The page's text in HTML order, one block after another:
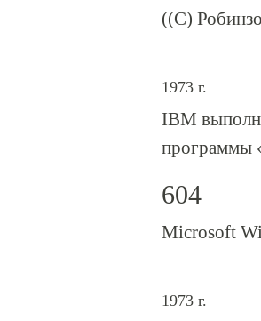
((С)
1973 г.
IBM
программы
604
Microsoft
1973 г.